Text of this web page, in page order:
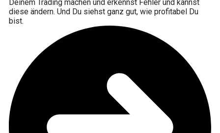
Deinem Trading machen und erkennst Fehler und kannst
diese ändern. Und Du siehst ganz gut, wie profitabel Du
bist.